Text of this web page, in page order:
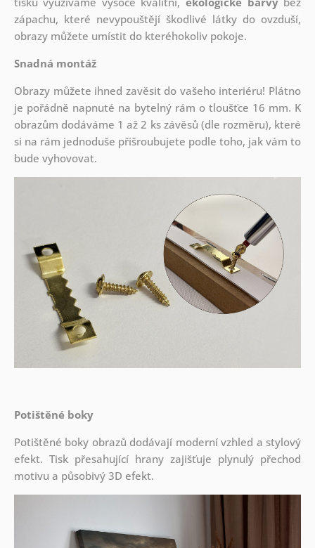
zápachu, které nevypouštějí škodlivé látky do ovzduší,
obrazy můžete umístit do kteréhokoliv pokoje.
Snadná montáž
Obrazy můžete ihned zavěsit do vašeho interiéru! Plátno
je pořádně napnuté na bytelný rám o tloušťce 16 mm. K
obrazům dodáváme 1 až 2 ks závěsů (dle rozměru), které
si na rám jednoduše přišroubujete podle toho, jak vám to
bude vyhovovat.
Potištěné boky
Potištěné boky obrazů dodávají moderní vzhled a stylový
efekt. Tisk přesahující hrany zajišťuje plynulý přechod
motivu a působivý 3D efekt.